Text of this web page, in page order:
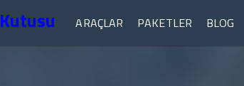
Kutusu ARAÇLAR PAKETLER BLOG